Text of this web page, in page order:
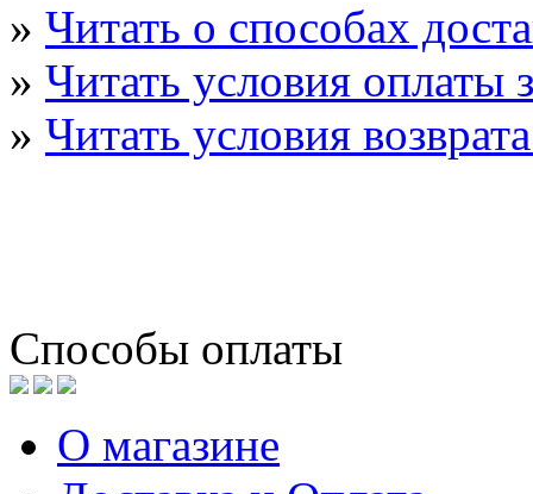
» Читать о способах
» Читать условия оплаты
» Читать условия
Способы оплаты
О магазине